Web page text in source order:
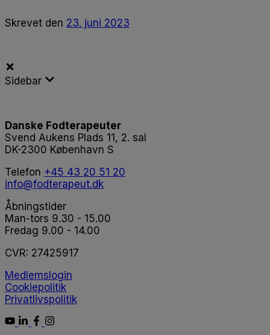
Skrevet den 23. juni 2023
Sidebar
Danske Fodterapeuter
Svend Aukens Plads 11, 2. sal
DK-2300 København S
Telefon +45 43 20 51 20
info@fodterapeut.dk
Åbningstider
Man-tors 9.30 - 15.00
Fredag 9.00 - 14.00
CVR: 27425917
Medlemslogin
Cookiepolitik
Privatlivspolitik